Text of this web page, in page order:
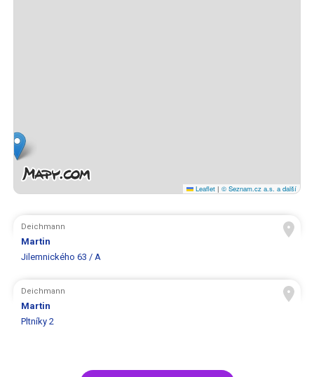
Leaflet | © Seznam.cz a.s. a další
Deichmann
Martin
Jilemnického 63 / A
Deichmann
Martin
Pltníky 2